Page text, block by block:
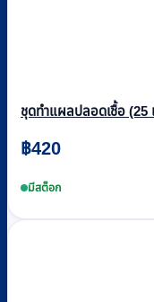
ชุดทำแผลปลอดเชื้อ
฿420
มีสต็อก